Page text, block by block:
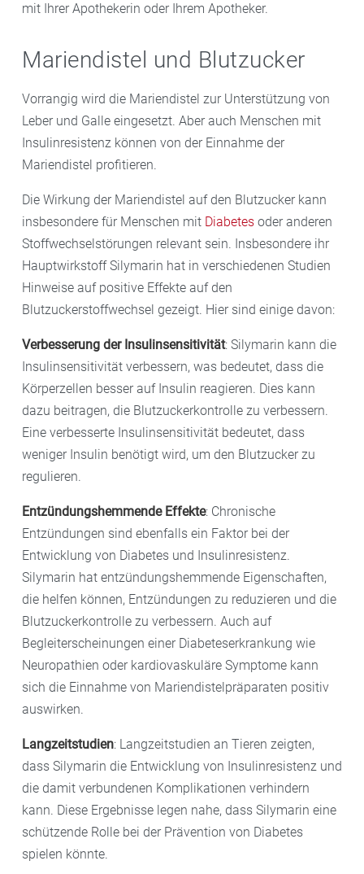
mit Ihrer Apothekerin oder Ihrem Apotheker.
Mariendistel und Blutzucker
Vorrangig wird die Mariendistel zur Unterstützung von
Leber und Galle eingesetzt. Aber auch Menschen mit
Insulinresistenz können von der Einnahme der
Mariendistel profitieren.
Die Wirkung der Mariendistel auf den Blutzucker kann
insbesondere für Menschen mit Diabetes oder anderen
Stoffwechselstörungen relevant sein. Insbesondere ihr
Hauptwirkstoff Silymarin hat in verschiedenen Studien
Hinweise auf positive Effekte auf den
Blutzuckerstoffwechsel gezeigt. Hier sind einige davon:
Verbesserung der Insulinsensitivität: Silymarin kann die
Insulinsensitivität verbessern, was bedeutet, dass die
Körperzellen besser auf Insulin reagieren. Dies kann
dazu beitragen, die Blutzuckerkontrolle zu verbessern.
Eine verbesserte Insulinsensitivität bedeutet, dass
weniger Insulin benötigt wird, um den Blutzucker zu
regulieren.
Entzündungshemmende Effekte: Chronische
Entzündungen sind ebenfalls ein Faktor bei der
Entwicklung von Diabetes und Insulinresistenz.
Silymarin hat entzündungshemmende Eigenschaften,
die helfen können, Entzündungen zu reduzieren und die
Blutzuckerkontrolle zu verbessern. Auch auf
Begleiterscheinungen einer Diabeteserkrankung wie
Neuropathien oder kardiovaskuläre Symptome kann
sich die Einnahme von Mariendistelpräparaten positiv
auswirken.
Langzeitstudien: Langzeitstudien an Tieren zeigten,
dass Silymarin die Entwicklung von Insulinresistenz und
die damit verbundenen Komplikationen verhindern
kann. Diese Ergebnisse legen nahe, dass Silymarin eine
schützende Rolle bei der Prävention von Diabetes
spielen könnte.